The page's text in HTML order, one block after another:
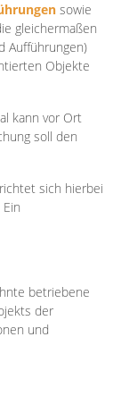
sowie
gleichermaßen
Aufführungen)
Objekte
kann vor Ort
soll den
sich hierbei
betriebene
der
und